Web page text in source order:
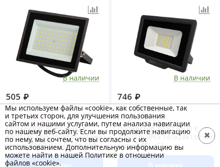
В наличии
505 ₽
Складской
Арт.: Б0052024
Прожектор 50 Вт 6500 K
4000 Lm IP65 150x145x24 мм
черный LPR-023-0-65K-050
В корзину
В наличии
746 ₽
Складской
Арт.: .5023567A
Прожектор 30 Вт 6500 K
2550 Lm IP65 143x24x130 мм
серый PFL- C3
В корзину
Мы используем файлы «cookie», как собственные, так
и третьих сторон, для улучшения пользования
сайтом и нашими услугами, путем анализа навигации
по нашему веб-сайту. Если вы продолжите навигацию
по нему, мы сочтем, что вы согласны с их
использованием. Дополнительную информацию вы
можете найти в нашей Политике в отношении
файлов «cookie».
✖